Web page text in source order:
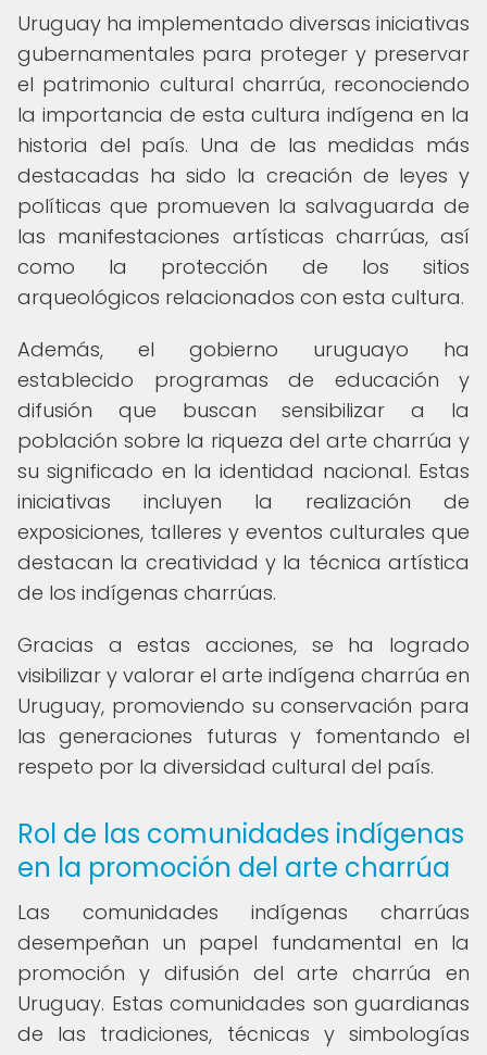
Uruguay ha implementado diversas iniciativas
gubernamentales para proteger y preservar
el patrimonio cultural charrúa, reconociendo
la importancia de esta cultura indígena en la
historia del país. Una de las medidas más
destacadas ha sido la creación de leyes y
políticas que promueven la salvaguarda de
las manifestaciones artísticas charrúas, así
como la protección de los sitios
arqueológicos relacionados con esta cultura.
Además, el gobierno uruguayo ha
establecido programas de educación y
difusión que buscan sensibilizar a la
población sobre la riqueza del arte charrúa y
su significado en la identidad nacional. Estas
iniciativas incluyen la realización de
exposiciones, talleres y eventos culturales que
destacan la creatividad y la técnica artística
de los indígenas charrúas.
Gracias a estas acciones, se ha logrado
visibilizar y valorar el arte indígena charrúa en
Uruguay, promoviendo su conservación para
las generaciones futuras y fomentando el
respeto por la diversidad cultural del país.
Rol de las comunidades indígenas
en la promoción del arte charrúa
Las comunidades indígenas charrúas
desempeñan un papel fundamental en la
promoción y difusión del arte charrúa en
Uruguay. Estas comunidades son guardianas
de las tradiciones, técnicas y simbologías